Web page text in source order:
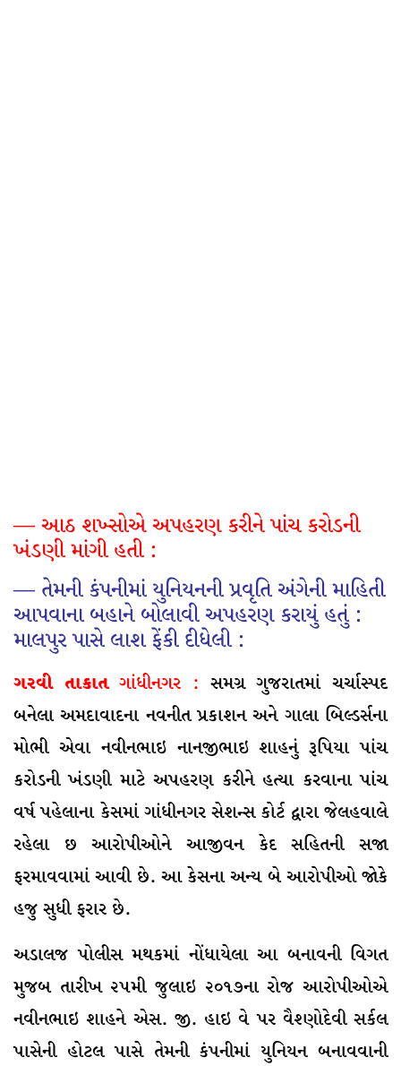
— આઠ શખ્સોએ અપહરણ કરીને પાંચ કરોડની
ખંડણી માંગી હતી :
— તેમની કંપનીમાં યુનિયનની પ્રવૃતિ અંગેની માહિતી
આપવાના બહાને બોલાવી અપહરણ કરાયું હતું :
માલપુર પાસે લાશ ફેંકી દીધેલી :
ગરવી તાકાતગાંધીનગર : સમગ્ર ગુજરાતમાં ચર્ચાસ્પદ
બનેલા અમદાવાદના નવનીત પ્રકાશન અને ગાલા બિલ્ડર્સના
મોભી એવા નવીનભાઇ નાનજીભાઇ શાહનું રૂપિયા પાંચ
કરોડની ખંડણી માટે અપહરણ કરીને હત્યા કરવાના પાંચ
વર્ષ પહેલાના કેસમાં ગાંધીનગર સેશન્સ કોર્ટ દ્વારા જેલહવાલે
રહેલા છ આરોપીઓને આજીવન કેદ સહિતની સજા
ફરમાવવામાં આવી છે. આ કેસના અન્ય બે આરોપીઓ જોકે
હજુ સુધી ફરાર છે.
અડાલજ પોલીસ મથકમાં નોંધાયેલા આ બનાવની વિગત
મુજબ તારીખ ૨૫મી જુલાઇ ૨૦૧૭ના રોજ આરોપીઓએ
નવીનભાઇ શાહને એસ. જી. હાઇ વે પર વૈશ્ણોદેવી સર્કલ
પાસેની હોટલ પાસે તેમની કંપનીમાં યુનિયન બનાવવાની